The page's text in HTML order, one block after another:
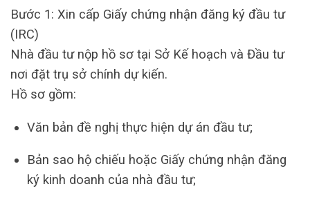
Bước 1: Xin cấp Giấy chứng nhận đăng ký đầu tư
(IRC)
Nhà đầu tư nộp hồ sơ tại Sở Kế hoạch và Đầu tư
nơi đặt trụ sở chính dự kiến.
Hồ sơ gồm:
Văn bản đề nghị thực hiện dự án đầu tư;
Bản sao hộ chiếu hoặc Giấy chứng nhận đăng
ký kinh doanh của nhà đầu tư;